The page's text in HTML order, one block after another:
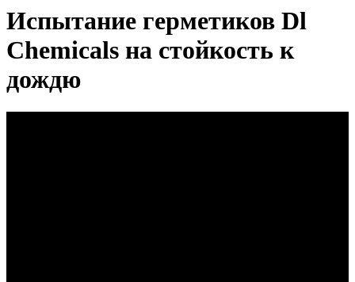
Испытание герметиков Dl
Chemicals на стойкость к
дождю